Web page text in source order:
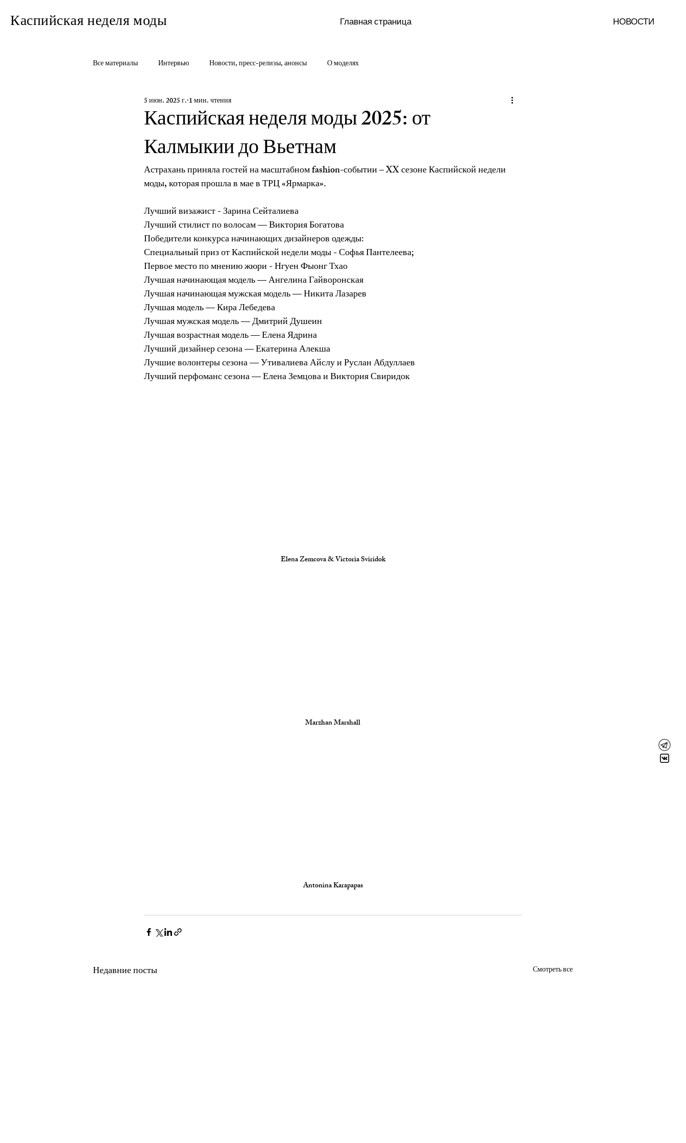
Каспийская неделя моды Главная страница НОВОСТИ
Все материалы Интервью Новости, пресс-релизы, анонсы О моделях
Каспийская неделя моды 2025: от
Калмыкии до Вьетнам
5 июн. 2025 г. 1 мин. чтения
Астрахань приняла гостей на масштабном fashion-событии – XX сезоне Каспийской недели
моды, которая прошла в мае в ТРЦ «Ярмарка».
Лучший визажист - Зарина Сейталиева
Лучший стилист по волосам — Виктория Богатова
Победители конкурса начинающих дизайнеров одежды:
Специальный приз от Каспийской недели моды - Софья Пантелеева;
Первое место по мнению жюри - Нгуен Фыонг Тхао
Лучшая начинающая модель — Ангелина Гайворонская
Лучшая начинающая мужская модель — Никита Лазарев
Лучшая модель — Кира Лебедева
Лучшая мужская модель — Дмитрий Душеин
Лучшая возрастная модель — Елена Ядрина
Лучший дизайнер сезона — Екатерина Алекша
Лучшие волонтеры сезона — Утивалиева Айслу и Руслан Абдуллаев
Лучший перфоманс сезона — Елена Земцова и Виктория Свиридок
Elena Zemcova & Victoria Sviridok
Marzhan Marshall
Antonina Karapapas
Недавние посты Смотреть все